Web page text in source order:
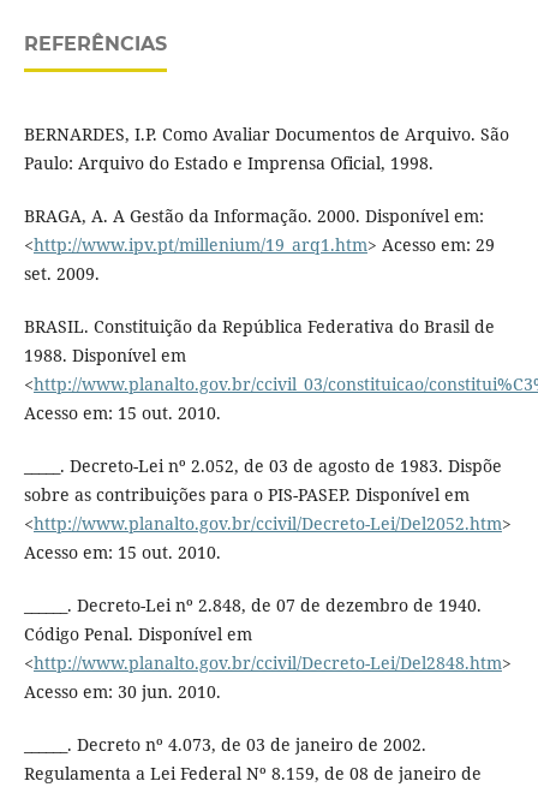
REFERÊNCIAS
BERNARDES, I.P. Como Avaliar Documentos de Arquivo. São
Paulo: Arquivo do Estado e Imprensa Oficial, 1998.
BRAGA, A. A Gestão da Informação. 2000. Disponível em:
<http://www.ipv.pt/millenium/19_arq1.htm> Acesso em: 29
set. 2009.
BRASIL. Constituição da República Federativa do Brasil de
1988. Disponível em
<http://www.planalto.gov.br/ccivil_03/constituicao/
Acesso em: 15 out. 2010.
_____. Decreto-Lei nº 2.052, de 03 de agosto de 1983. Dispõe
sobre as contribuições para o PIS-PASEP. Disponível em
<http://www.planalto.gov.br/ccivil/Decreto-Lei/Del2052.htm>
Acesso em: 15 out. 2010.
______. Decreto-Lei nº 2.848, de 07 de dezembro de 1940.
Código Penal. Disponível em
<http://www.planalto.gov.br/ccivil/Decreto-Lei/Del2848.htm>
Acesso em: 30 jun. 2010.
______. Decreto nº 4.073, de 03 de janeiro de 2002.
Regulamenta a Lei Federal Nº 8.159, de 08 de janeiro de